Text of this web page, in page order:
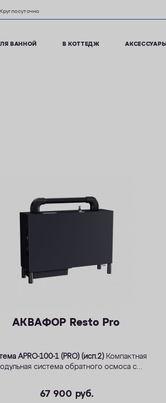
Круглосуточно
ВАННОЙ В КОТТЕДЖ АКСЕССУАРЫ
АКВАФОР Resto Pro
APRO-100-1 (PRO) (исп.2) Компактная
система обратного осмоса с
67 900 руб.